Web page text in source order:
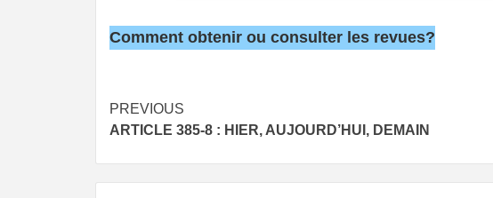
Comment obtenir ou consulter les revues?
Post
navigation
PREVIOUS
ARTICLE 385-8 : HIER, AUJOURD’HUI, DEMAIN